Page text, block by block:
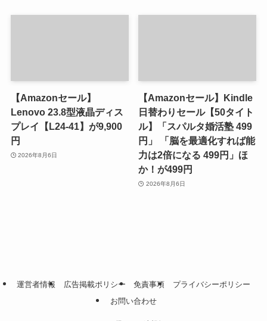
【Amazonセール】
Lenovo 23.8型液晶ディス
プレイ【L24-41】が9,900
円
2026年8月6日
【Amazonセール】Kindle
日替わりセール【50タイト
ル】「スパルタ婚活塾 499
円」 「脳を最適化すれば能
力は2倍になる 499円」ほ
か！が499円
2026年8月6日
運営者情報 広告掲載ポリシー 免責事項
プライバシーポリシー
お問い合わせ